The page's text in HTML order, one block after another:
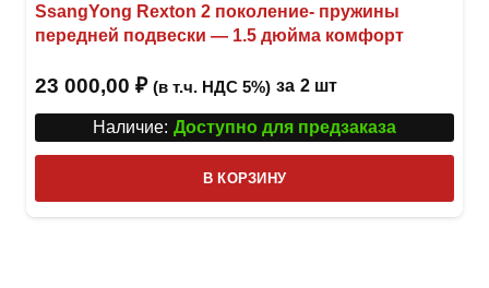
SsangYong Rexton 2 поколение- пружины
передней подвески — 1.5 дюйма комфорт
23 000,00 ₽ (в т.ч. НДС 5%) за 2 шт
Наличие: Доступно для предзаказа
В КОРЗИНУ